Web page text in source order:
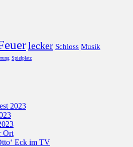
lecker Schloss Musik
Spielplatz
2023
Ort
Eck im TV